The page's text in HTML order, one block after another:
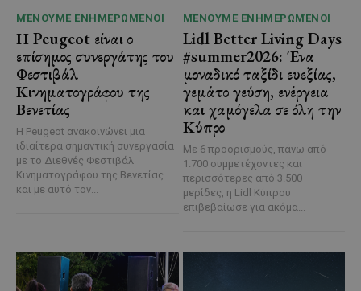
ΜΈΝΟΥΜΕ ΕΝΗΜΕΡΩΜΈΝΟΙ
Η Peugeot είναι ο
επίσημος συνεργάτης του
Φεστιβάλ
Κινηματογράφου της
Βενετίας
Η Peugeot ανακοινώνει μια
ιδιαίτερα σημαντική συνεργασία
με το Διεθνές Φεστιβάλ
Κινηματογράφου της Βενετίας
και με αυτό τον...
ΜΈΝΟΥΜΕ ΕΝΗΜΕΡΩΜΈΝΟΙ
Lidl Better Living Days
#summer2026: Ένα
μοναδικό ταξίδι ευεξίας,
γεμάτο γεύση, ενέργεια
και χαμόγελα σε όλη την
Κύπρο
Με 6 προορισμούς, πάνω από
1.700 συμμετέχοντες και
περισσότερες από 3.500
μερίδες, η Lidl Κύπρου
επιβεβαίωσε για ακόμα...